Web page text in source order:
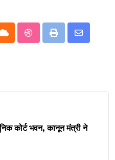
Cloud StumbleUpon
Print
Share
कोर्ट भवन, कानून मंत्री ने